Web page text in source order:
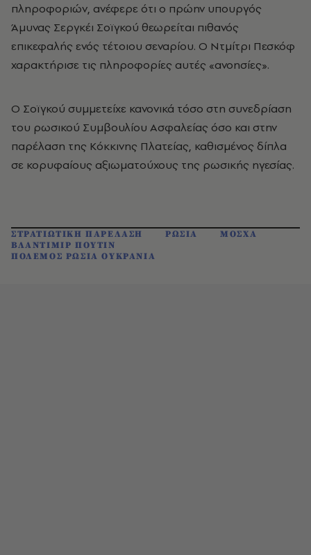
πληροφοριών, ανέφερε ότι ο πρώην υπουργός
Άμυνας Σεργκέι Σοϊγκού θεωρείται πιθανός
επικεφαλής ενός τέτοιου σεναρίου. Ο Ντμίτρι Πεσκόφ
χαρακτήρισε τις πληροφορίες αυτές «ανοησίες».
Ο Σοϊγκού συμμετείχε κανονικά τόσο στη συνεδρίαση
του ρωσικού Συμβουλίου Ασφαλείας όσο και στην
παρέλαση της Κόκκινης Πλατείας, καθισμένος δίπλα
σε κορυφαίους αξιωματούχους της ρωσικής ηγεσίας.
ΣΤΡΑΤΙΩΤΙΚΗ ΠΑΡΕΛΑΣΗ ΡΩΣΙΑ
ΜΟΣΧΑ
ΒΛΑΝΤΙΜΙΡ ΠΟΥΤΙΝ
ΠΟΛΕΜΟΣ ΡΩΣΙΑ ΟΥΚΡΑΝΙΑ